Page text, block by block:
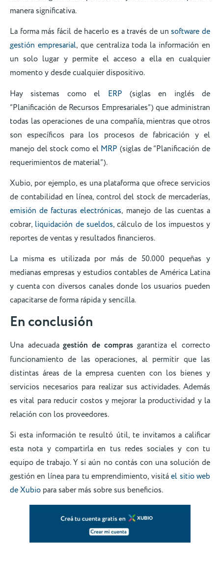
manera significativa.
La forma más fácil de hacerlo es a través de un software de
gestión empresarial, que centraliza toda la información en
un solo lugar y permite el acceso a ella en cualquier
momento y desde cualquier dispositivo.
Hay sistemas como el ERP (siglas en inglés de
“Planificación de Recursos Empresariales”) que administran
todas las operaciones de una compañía, mientras que otros
son específicos para los procesos de fabricación y el
manejo del stock como el MRP (siglas de “Planificación de
requerimientos de material”).
Xubio, por ejemplo, es una plataforma que ofrece servicios
de contabilidad en línea, control del stock de mercaderías,
emisión de facturas electrónicas, manejo de las cuentas a
cobrar, liquidación de sueldos, cálculo de los impuestos y
reportes de ventas y resultados financieros.
La misma es utilizada por más de 50.000 pequeñas y
medianas empresas y estudios contables de América Latina
y cuenta con diversos canales donde los usuarios pueden
capacitarse de forma rápida y sencilla.
En conclusión
Una adecuadagestión de compras garantiza el correcto
funcionamiento de las operaciones, al permitir que las
distintas áreas de la empresa cuenten con los bienes y
servicios necesarios para realizar sus actividades. Además
es vital para reducir costos y mejorar la productividad y la
relación con los proveedores.
Si esta información te resultó útil, te invitamos a calificar
esta nota y compartirla en tus redes sociales y con tu
equipo de trabajo. Y si aún no contás con una solución de
gestión en línea para tu emprendimiento, visitáel sitio web
de Xubio para saber más sobre sus beneficios.